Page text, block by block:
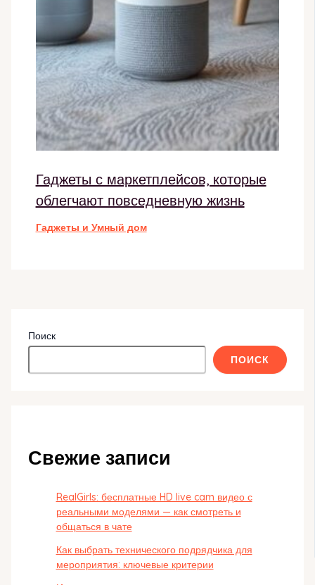
Гаджеты с маркетплейсов, которые
облегчают повседневную жизнь
Гаджеты и Умный дом
Поиск
ПОИСК
Свежие записи
RealGirls: бесплатные HD live cam видео с
реальными моделями — как смотреть и
общаться в чате
Как выбрать технического подрядчика для
мероприятия: ключевые критерии